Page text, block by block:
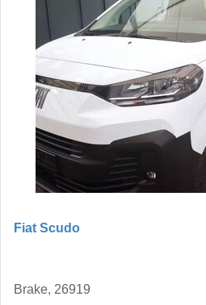
Fiat Scudo
Brake, 26919